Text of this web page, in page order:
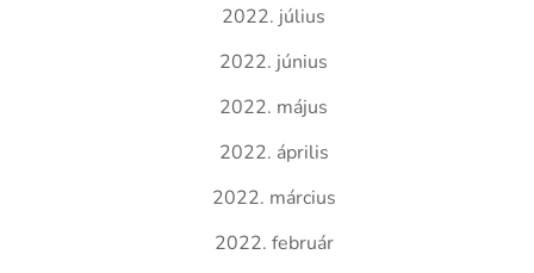
2022. július
2022. június
2022. május
2022. április
2022. március
2022. február